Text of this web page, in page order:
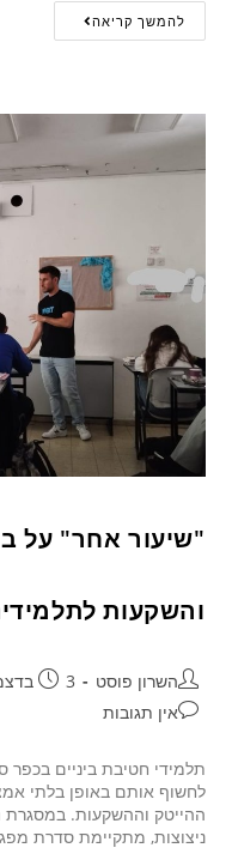
להמשך קריאה
"שיעור אחר" על
והשקעות
השרון פוסט 3 בדצמבר 2024
אין תגובות
תלמידי חטיבת ביניים
לחשוף אותם באופן בלתי
ההייטק וההשקעות.
ניצוצות, מתקיימת סדרת